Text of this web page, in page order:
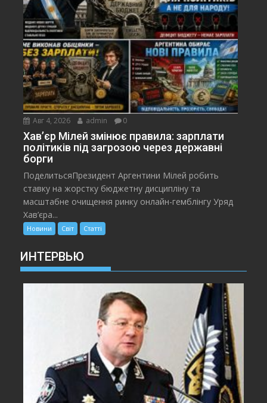
Авг 4, 2026 admin 0
Хав’єр Мілей змінює правила: зарплати
політиків під загрозою через державні
борги
ПоделитьсяПрезидент Аргентини Мілей робить
ставку на жорстку бюджетну дисципліну та
масштабне очищення ринку онлайн-гемблінгу Уряд
Хав’єра...
Новини Світ Статті
ИНТЕРВЬЮ